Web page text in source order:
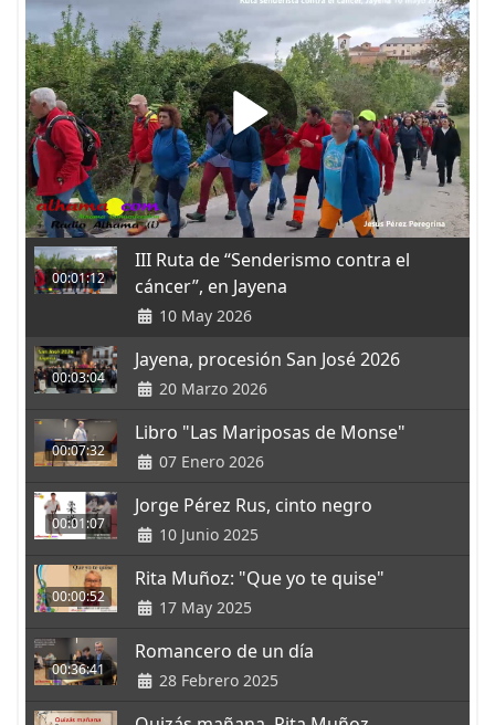
00:01:12
III Ruta de “Senderismo contra el
cáncer”, en Jayena
10 May 2026
00:03:04
Jayena, procesión San José 2026
20 Marzo 2026
00:07:32
Libro "Las Mariposas de Monse"
07 Enero 2026
00:01:07
Jorge Pérez Rus, cinto negro
10 Junio 2025
00:00:52
Rita Muñoz: "Que yo te quise"
17 May 2025
00:36:41
Romancero de un día
28 Febrero 2025